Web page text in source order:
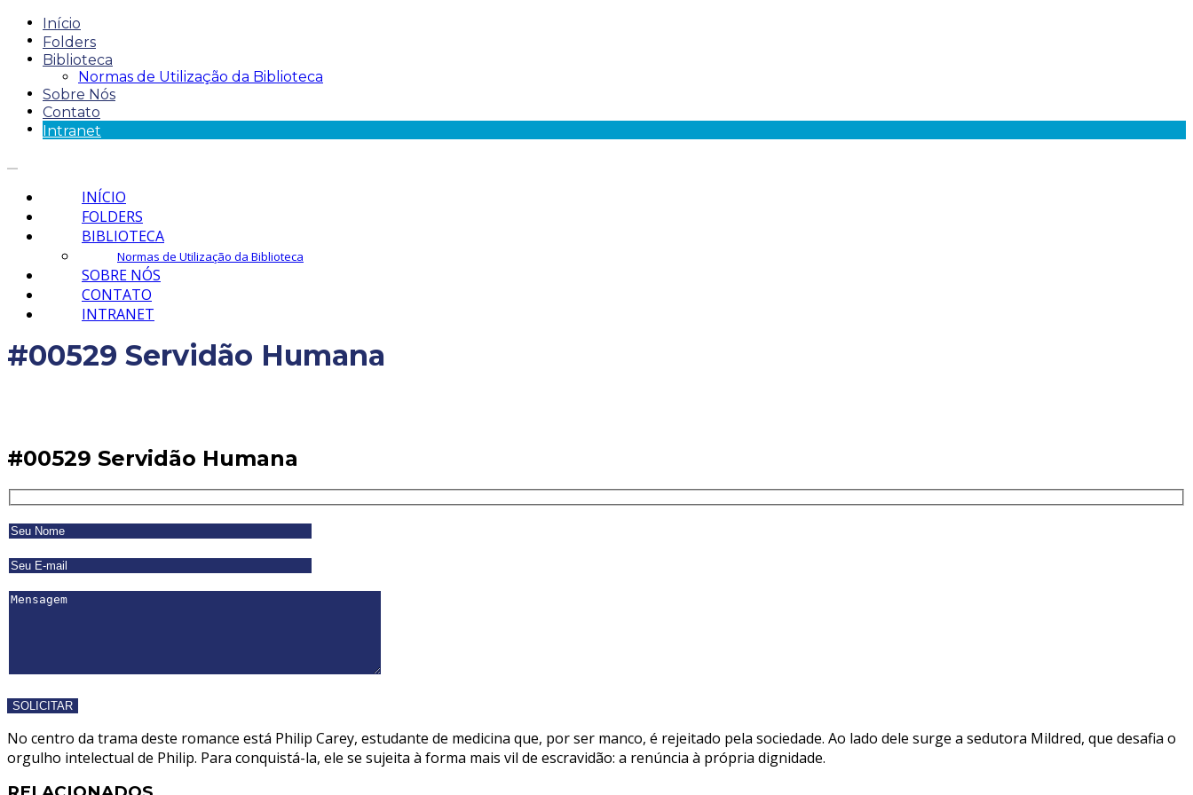
Início
Folders
Biblioteca
Normas de Utilização da Biblioteca
Sobre Nós
Contato
Intranet
INÍCIO
FOLDERS
BIBLIOTECA
Normas de Utilização da Biblioteca
SOBRE NÓS
CONTATO
INTRANET
#00529 Servidão Humana
#00529 Servidão Humana
No centro da trama deste romance está Philip Carey, estudante de medicina que, por ser manco, é rejeitado pela sociedade. Ao lado dele surge a sedutora Mildred, que desafia o
orgulho intelectual de Philip. Para conquistá-la, ele se sujeita à forma mais vil de escravidão: a renúncia à própria dignidade.